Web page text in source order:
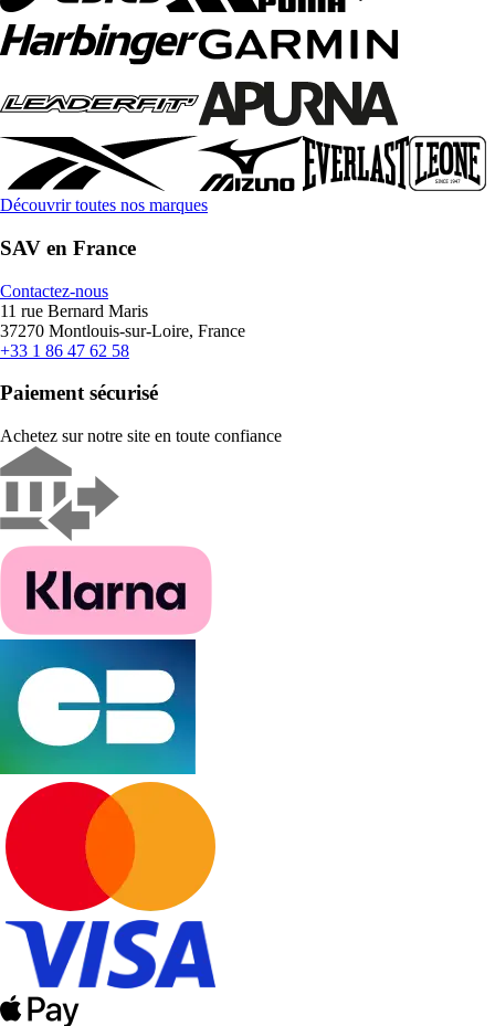
Découvrir toutes nos marques
SAV en France
Contactez-nous
11 rue Bernard Maris
37270 Montlouis-sur-Loire, France
+33 1 86 47 62 58
Paiement sécurisé
Achetez sur notre site en toute confiance